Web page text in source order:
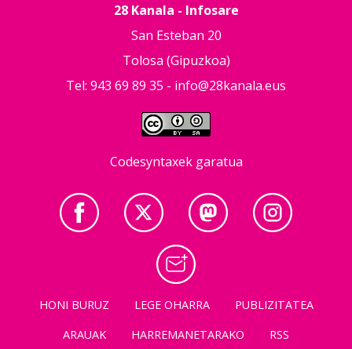
28 Kanala - Infosare
San Esteban 20
Tolosa (Gipuzkoa)
Tel: 943 69 89 35 - info@28kanala.eus
Codesyntaxek garatua
HONI BURUZ LEGE OHARRA
PUBLIZITATEA
ARAUAK
HARREMANETARAKO RSS